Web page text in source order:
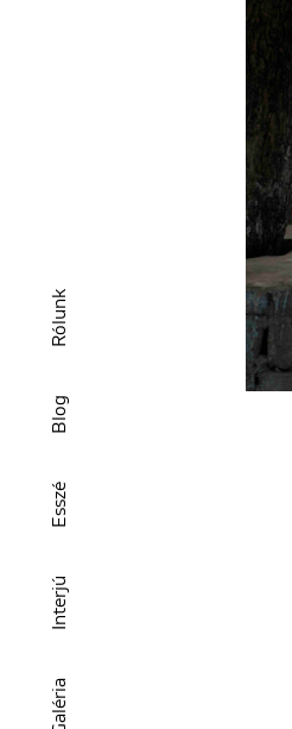
Galéria
Interjú
Esszé
Blog
Rólunk